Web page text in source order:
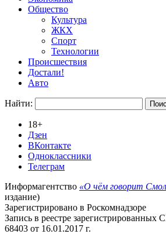
Общество
Культура
ЖКХ
Спорт
Технологии
Происшествия
Достали!
Авто
Найти:
18+
Дзен
ВКонтакте
Одноклассники
Телеграм
Информагентство «О чём говорит
издание)
Зарегистрировано в Роскомнадзоре
Запись в реестре
68403 от 16.01.2017 г.